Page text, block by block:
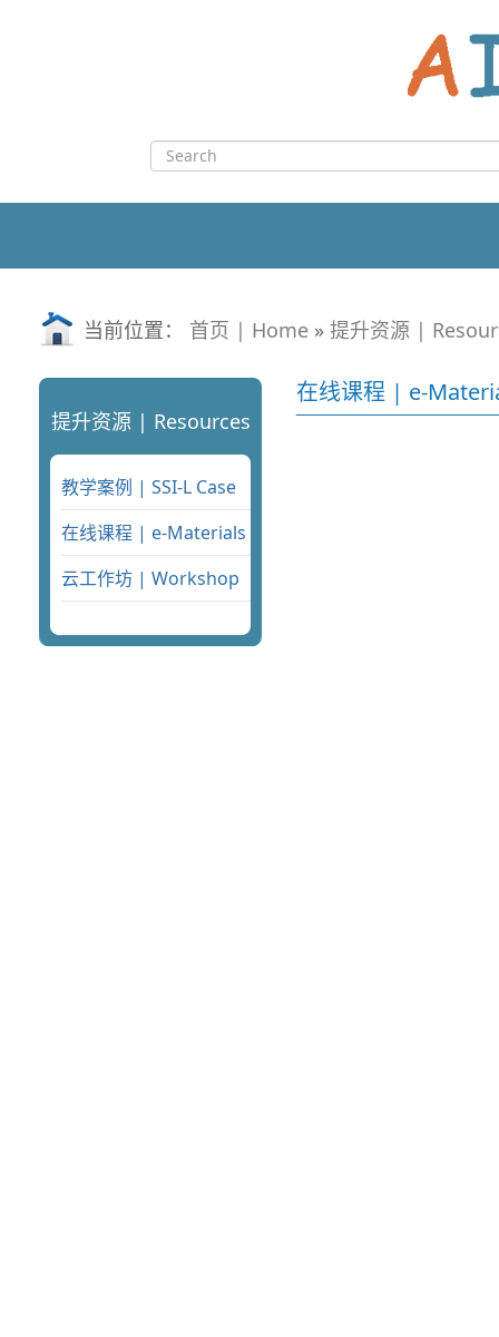
当前位置： 首页 | Home » 提升资源 |
提升资源 | Resources
教学案例 | SSI-L Case
在线课程 | e-Materials
云工作坊 | Workshop
在线课程 | e-